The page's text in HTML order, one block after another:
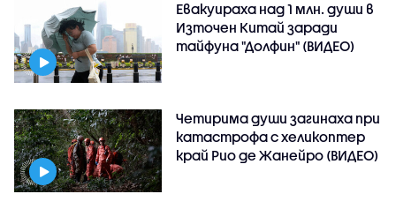
Евакуираха над 1 млн. души в
Източен Китай заради
тайфуна "Долфин" (ВИДЕО)
Четирима души загинаха при
катастрофа с хеликоптер
край Рио де Жанейро (ВИДЕО)